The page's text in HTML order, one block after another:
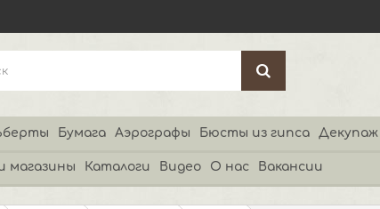
Бумага Аэрографы Бюсты из гипса Декупаж
магазины Каталоги Видео О нас Вакансии